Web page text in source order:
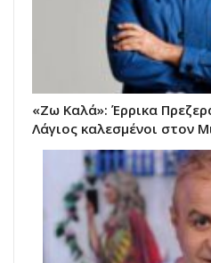
«Ζω Καλά»: Έρρικα
Λάγιος καλεσμένοι στον